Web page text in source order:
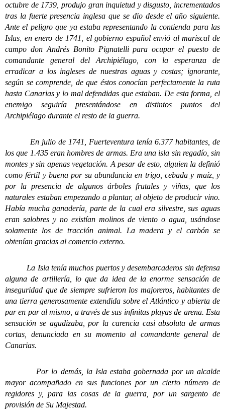
octubre de 1739, produjo gran inquietud y disgusto, incrementados
tras la fuerte presencia inglesa que se dio desde el año siguiente.
Ante el peligro que ya estaba representando la contienda para las
Islas, en enero de 1741, el gobierno español envió al mariscal de
campo don Andrés Bonito Pignatelli para ocupar el puesto de
comandante general del Archipiélago, con la esperanza de
erradicar a los ingleses de nuestras aguas y costas; ignorante,
según se comprende, de que éstos conocían perfectamente la ruta
hasta Canarias y lo mal defendidas que estaban. De esta forma, el
enemigo seguiría presentándose en distintos puntos del
Archipiélago durante el resto de la guerra.
En julio de 1741, Fuerteventura tenía 6.377 habitantes, de
los que 1.435 eran hombres de armas. Era una isla sin regadío, sin
montes y sin apenas vegetación. A pesar de esto, alguien la definió
como fértil y buena por su abundancia en trigo, cebada y maíz, y
por la presencia de algunos árboles frutales y viñas, que los
naturales estaban empezando a plantar, al objeto de producir vino.
Había mucha ganadería, parte de la cual era silvestre, sus aguas
eran salobres y no existían molinos de viento o agua, usándose
solamente los de tracción animal. La madera y el carbón se
obtenían gracias al comercio externo.
La Isla tenía muchos puertos y desembarcaderos sin defensa
alguna de artillería, lo que da idea de la enorme sensación de
inseguridad que de siempre sufrieron los majoreros, habitantes de
una tierra generosamente extendida sobre el Atlántico y abierta de
par en par al mismo, a través de sus infinitas playas de arena. Esta
sensación se agudizaba, por la carencia casi absoluta de armas
cortas, denunciada en su momento al comandante general de
Canarias.
Por lo demás, la Isla estaba gobernada por un alcalde
mayor acompañado en sus funciones por un cierto número de
regidores y, para las cosas de la guerra, por un sargento de
provisión de Su Majestad.